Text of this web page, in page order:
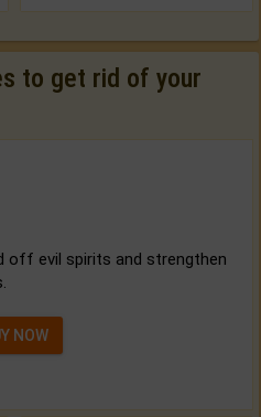
to get rid of your
off evil spirits and strengthen
NOW